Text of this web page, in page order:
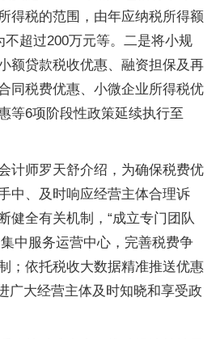
得税的范围，由年应纳税所得额
不超过200万元等。二是将小规
额贷款税收优惠、融资担保及再
同税费优惠、小微企业所得税优
等6项阶段性政策延续执行至
计师罗天舒介绍，为确保税费优
中、及时响应经营主体合理诉
健全有关机制，“成立专门团队
中服务运营中心，完善税费争
；依托税收大数据精准推送优惠
广大经营主体及时知晓和享受政